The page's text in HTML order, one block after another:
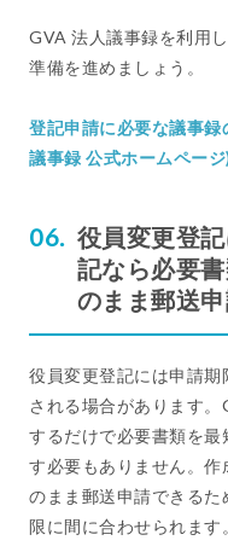
GVA 法人議事録を利用
準備を進めましょう。
登記申請に必要な議事
議事録 公式ホームページ
役員変更登
記なら必要
のまま郵送
役員変更登記には申請
される場合があります
するだけで必要書類を
す必要もありません。
のまま郵送申請できる
限に間に合わせられます。